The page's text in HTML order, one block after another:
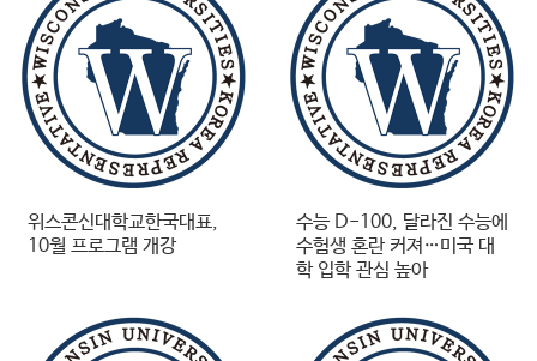
위스콘신대학교한국대표,
10월 프로그램 개강
수능 D-100, 달라진 수능에
수험생 혼란 커져…미국 대
학 입학 관심 높아